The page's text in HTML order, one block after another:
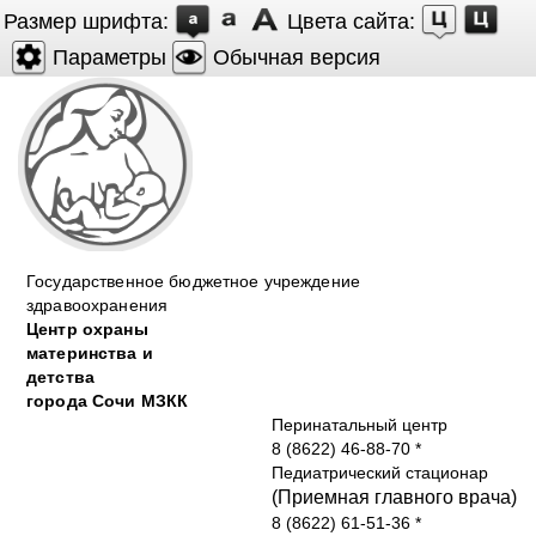
Размер шрифта:
Цвета сайта:
Параметры
Обычная версия
Государственное бюджетное учреждение
здравоохранения
Центр охраны
материнства и
детства
города Cочи МЗКК
Перинатальный центр
8 (8622) 46-88-70 *
Педиатрический стационар
(Приемная главного врача)
8 (8622) 61-51-36 *